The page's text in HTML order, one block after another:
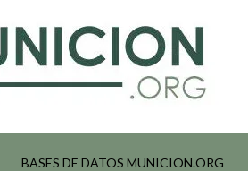
BASES DE DATOS MUNICION.ORG